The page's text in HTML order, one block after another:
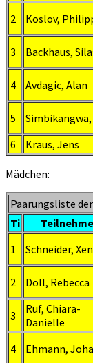
2 Koslov,
3 Backhaus,
4 Avdagic, Alan
5
6
Kraus, Jens
Mädchen:
Paarungsliste der
Ti
1
Schneider,
2 Doll, Rebecca
3
Ruf, Chiara-
Danielle
4 Ehmann,